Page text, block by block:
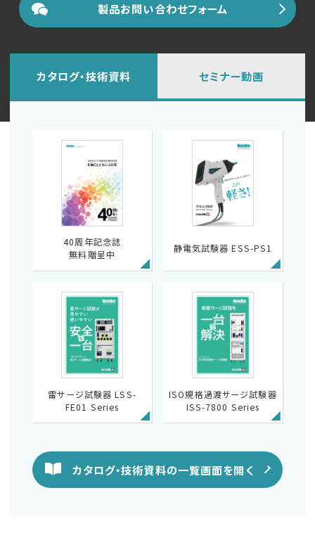
製品お問い合わせフォーム
カタログ・技術資料
40周年記念誌
無料贈呈中
静電気試験器 ESS-PS1
雷サージ試験器 LSS-
FE01 Series
ISO規格過渡サージ試験器
ISS-7800 Series
カタログ・技術資料の一覧画面を開く
セミナー動画